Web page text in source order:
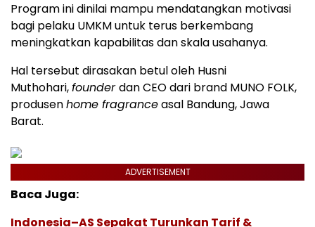
Program ini dinilai mampu mendatangkan motivasi
bagi pelaku UMKM untuk terus berkembang
meningkatkan kapabilitas dan skala usahanya.
Hal tersebut dirasakan betul oleh Husni
Muthohari,founderdan CEO dari brand MUNO FOLK,
produsenhome fragranceasal Bandung, Jawa
Barat.
ADVERTISEMENT
Baca Juga:
Indonesia–AS Sepakat Turunkan Tarif &